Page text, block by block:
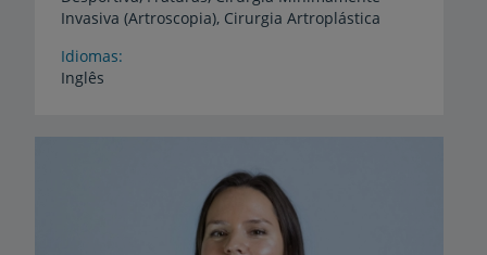
Invasiva (Artroscopia), Cirurgia Artroplástica
Idiomas
Inglês